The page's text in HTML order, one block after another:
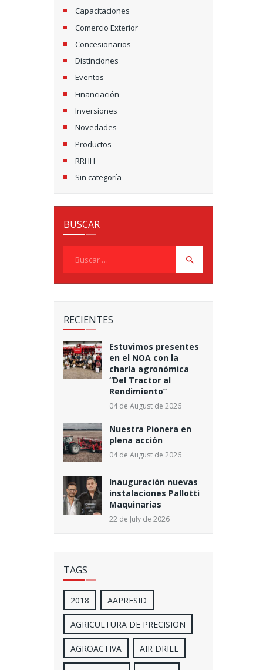
Capacitaciones
Comercio Exterior
Concesionarios
Distinciones
Eventos
Financiación
Inversiones
Novedades
Productos
RRHH
Sin categoría
BUSCAR
RECIENTES
Estuvimos presentes
en el NOA con la
charla agronómica
“Del Tractor al
Rendimiento”
04 de August de 2026
Nuestra Pionera en
plena acción
04 de August de 2026
Inauguración nuevas
instalaciones Pallotti
Maquinarias
22 de July de 2026
TAGS
2018 AAPRESID
AGRICULTURA DE PRECISION
AGROACTIVA AIR DRILL